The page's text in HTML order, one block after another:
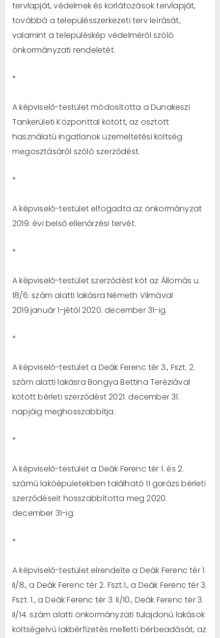
tervlapját, védelmek és korlátozások tervlapját,
továbbá a településszerkezeti terv leírását,
valamint a településkép védelméről szóló
önkormányzati rendeletét.
*
A képviselő-testület módosította a Dunakeszi
Tankerületi Központtal kötött, az osztott
használatú ingatlanok üzemeltetési költség
megosztásáról szóló szerződést.
*
A képviselő-testület elfogadta az önkormányzat
2019. évi belső ellenőrzési tervét.
*
A képviselő-testület szerződést köt az Állomás u.
18/6. szám alatti lakásra Németh Vilmával
2019.január 1-jétől 2020. december 31-ig.
*
A képviselő-testület a Deák Ferenc tér 3., Fszt. 2.
szám alatti lakásra Bongya Bettina Teréziával
kötött bérleti szerződést 2021. december 31.
napjáig meghosszabbítja.
*
A képviselő-testület a Deák Ferenc tér 1. és 2.
számú lakóépületekben található 11 garázs bérleti
szerződéseit hosszabbította meg 2020.
december 31-ig.
*
A képviselő-testület elrendelte a Deák Ferenc tér 1.
II/8., a Deák Ferenc tér 2. Fszt.1., a Deák Ferenc tér 3.
Fszt. 1., a Deák Ferenc tér 3. II/10., Deák Ferenc tér 3.
II/14. szám alatti önkormányzati tulajdonú lakások
költségelvű lakbérfizetés melletti bérbeadását, az